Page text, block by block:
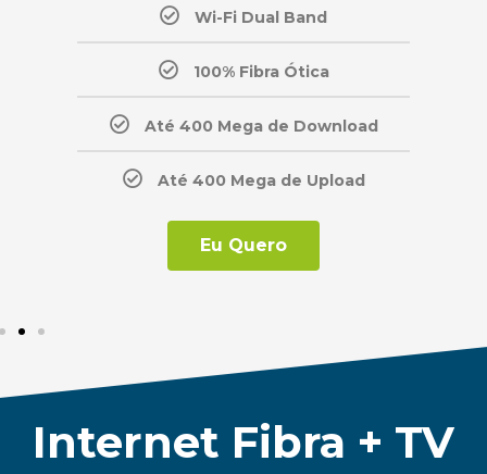
Wi-Fi Dual Band
100% Fibra Ótica
Até 400 Mega de Download
Até 400 Mega de Upload
Eu Quero
Internet Fibra + TV